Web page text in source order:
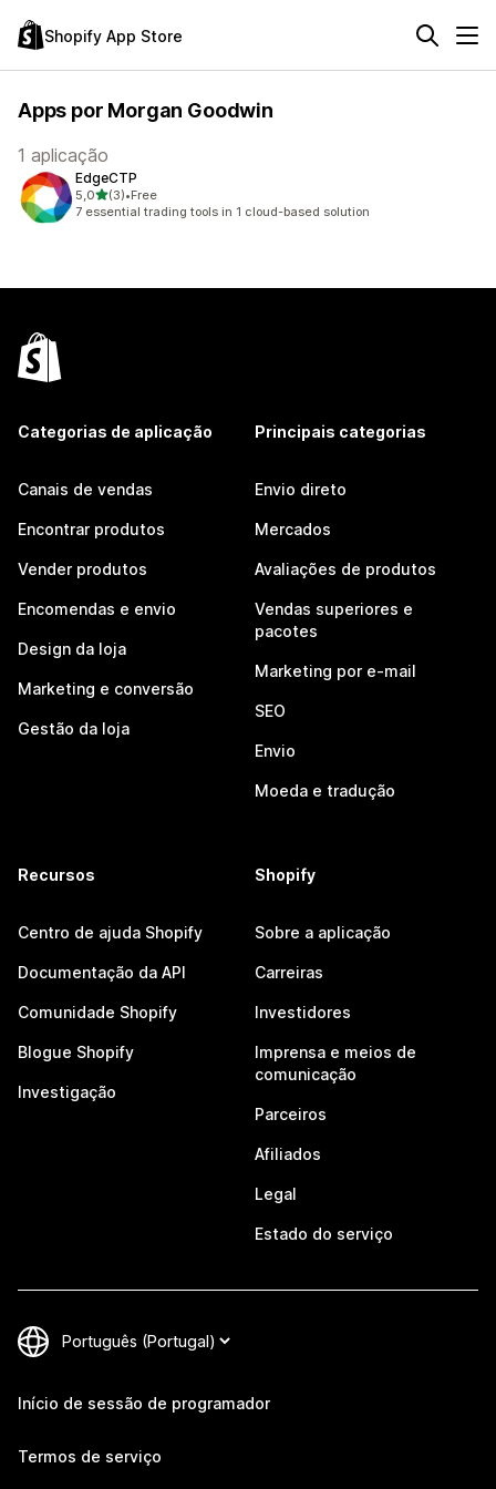
Shopify App Store
Apps por Morgan Goodwin
1 aplicação
EdgeCTP
5,0de 5 estrelas
(3)
3 total de avaliações
•Free
7 essential trading tools in 1 cloud-based solution
Categorias de aplicação
Canais de vendas
Encontrar produtos
Vender produtos
Encomendas e envio
Design da loja
Marketing e conversão
Gestão da loja
Principais categorias
Envio direto
Mercados
Avaliações de produtos
Vendas superiores e
pacotes
Marketing por e-mail
SEO
Envio
Moeda e tradução
Recursos
Centro de ajuda Shopify
Documentação da API
Comunidade Shopify
Blogue Shopify
Investigação
Shopify
Sobre a aplicação
Carreiras
Investidores
Imprensa e meios de
comunicação
Parceiros
Afiliados
Legal
Estado do serviço
Início de sessão de programador
Termos de serviço